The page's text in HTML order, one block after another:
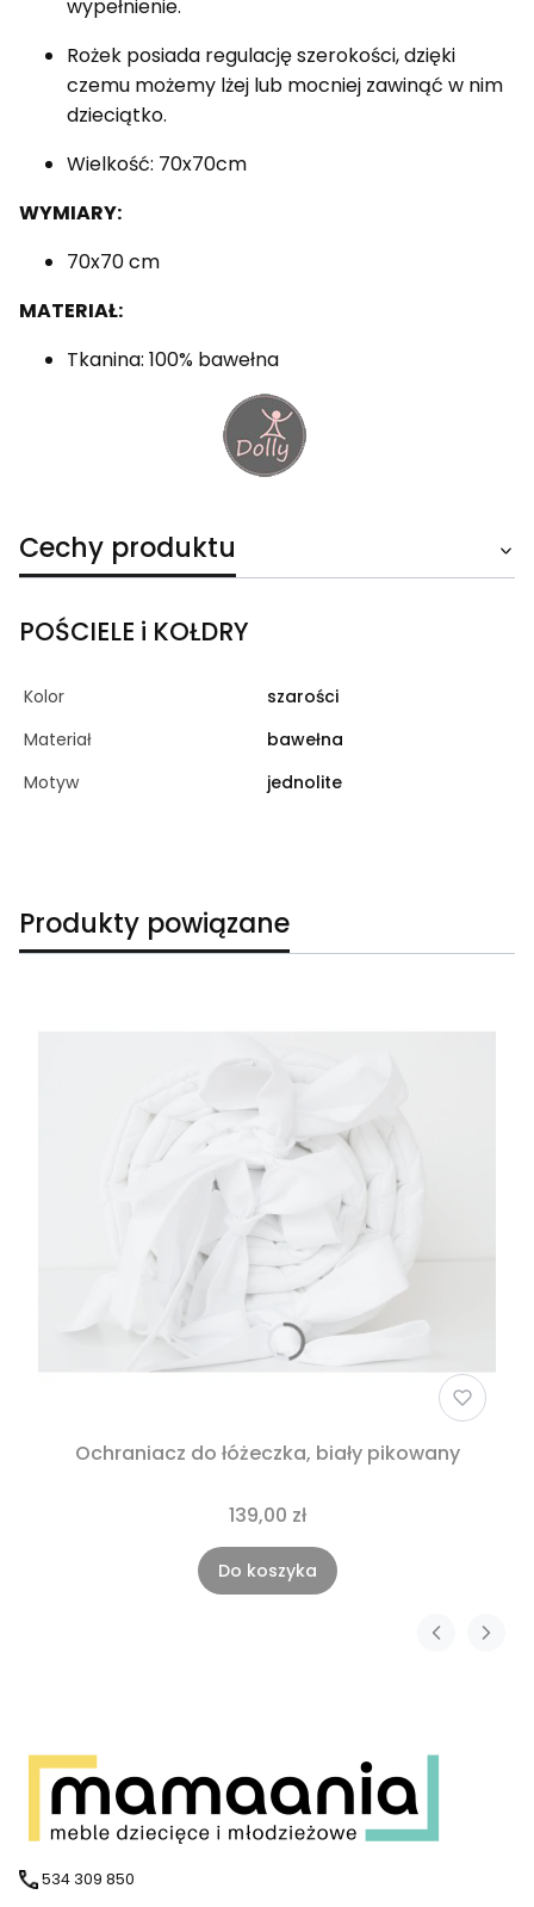
wypełnienie.
Rożek posiada regulację szerokości, dzięki
czemu możemy lżej lub mocniej zawinąć w nim
dzieciątko.
Wielkość: 70x70cm
WYMIARY:
70x70 cm
MATERIAŁ:
Tkanina: 100% bawełna
Cechy produktu
POŚCIELE i KOŁDRY
Kolor
szarości
Materiał
bawełna
Motyw
jednolite
Produkty powiązane
Ochraniacz do łóżeczka, biały pikowany
139,00 zł
Do koszyka
534 309 850